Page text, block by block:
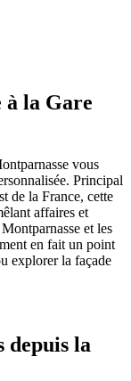
à la Gare
vous
Principal
de la France, cette
affaires et
et les
en fait un point
explorer la façade
depuis la